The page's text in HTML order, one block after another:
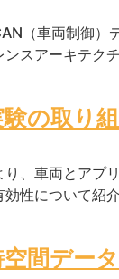
（車両制御）
スアーキテク
験の取り
り、車両とアプ
性について紹介
空間デー